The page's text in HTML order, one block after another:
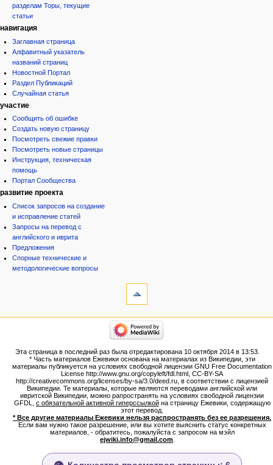
разделам Торы, текущие
статьи
навигация
Заглавная страница
Алфавитный указатель
названий страниц
Новостной Портал
Раздел Публикаций
Случайная статья
участие
Сообщить об ошибке
Создать новую страницу
Посмотреть свежие правки
Посмотреть новые страницы
Инструкция, техническая
помощь
Портал Сообщества
развитие проекта
Список запросов на создание
и исправление статей
Запросы на перевод с
английского и иврита
Предложения
Спорные технические и
методологические вопросы
Версия
для
Постоянная
ссылка
Сведения
о странице
категории
Народ
Проекты
Проекты/Участники/
дополнения
Публикации:Авторы
Публикации:Статьи по типу
Темы
ежевиковый куст
ЕжеВиКа,Еврейская Вики-
ЕжеВиКа-ТаНаХ
ЕжеВиКа-Публикации
Эта страница в последний раз была отредактирована 10 октября 2014 в 13:53.
* Часть материалов Ежевики основана на материалах из Википедии, эти
материалы публикуется на условиях свободной лицензии GNU Free Documentation
License http://www.gnu.org/copyleft/fdl.html, CC-BY-SA
http://creativecommons.org/licenses/by-sa/3.0/deed.ru, в соответствии с лицензией
Википедии. Те материалы, которые являются переводами английской или
ивритской Википедии, можно рапространять на условиях свободной лицензии
GFDL, с обязательной активной гиперссылкойна страницу Ежевики, содержащую
этот перевод.
* Все другие материалы Ежевики нельзя распространять без ее разрешения.
Если вам нужно такое разрешение, или вы хотите выяснить статус конкретных
материалов, - обратитесь, пожалуйста с запросом на мэйл
ejwiki.info@gmail.com